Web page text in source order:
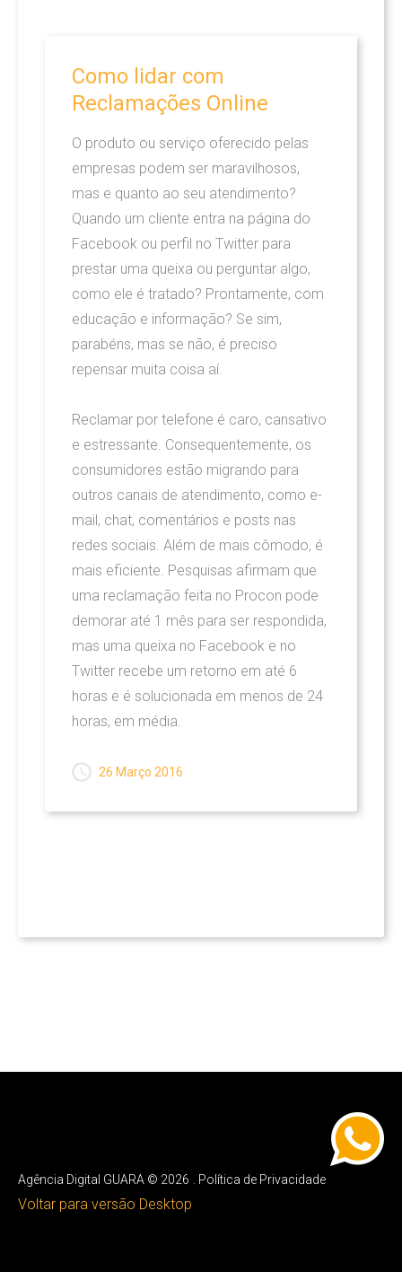
Como lidar com
Reclamações Online
O produto ou serviço oferecido pelas
empresas podem ser maravilhosos,
mas e quanto ao seu atendimento?
Quando um cliente entra na página do
Facebook ou perfil no Twitter para
prestar uma queixa ou perguntar algo,
como ele é tratado? Prontamente, com
educação e informação? Se sim,
parabéns, mas se não, é preciso
repensar muita coisa aí.
Reclamar por telefone é caro, cansativo
e estressante. Consequentemente, os
consumidores estão migrando para
outros canais de atendimento, como e-
mail, chat, comentários e posts nas
redes sociais. Além de mais cômodo, é
mais eficiente. Pesquisas afirmam que
uma reclamação feita no Procon pode
demorar até 1 mês para ser respondida,
mas uma queixa no Facebook e no
Twitter recebe um retorno em até 6
horas e é solucionada em menos de 24
horas, em média.
26 Março 2016
Agência Digital GUARA © 2026 Política de Privacidade
Voltar para versão Desktop